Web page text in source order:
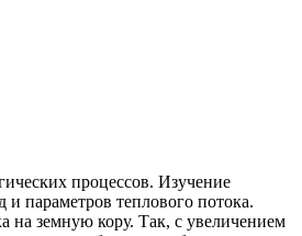
процессов. Изучение
параметров теплового потока.
на земную кору. Так, с увеличением